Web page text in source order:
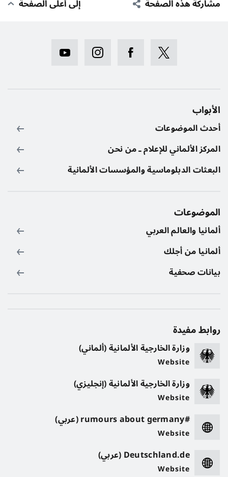
مشاركة هذه الصفحة إلى أعلى الصفحة
الأبواب
أحدث الموضوعات
المركز الألماني للإعلام ـ من نحن
البعثات الدبلوماسية والمؤسسات الألمانية
الموضوعات
ألمانيا والعالم العربي
ألمانيا من أجلك
بيانات صحفية
روابط مفيدة
وزارة الخارجية الألمانية (ألماني)
Website
وزارة الخارجية الألمانية (إنجليزي)
Website
#rumours about germany (عربي)
Website
Deutschland.de (عربي)
Website